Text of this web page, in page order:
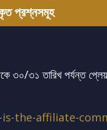
প্রশ্নসমূহ
৩০/৩১ তারিখ পর্যন্ত
the-affiliate-